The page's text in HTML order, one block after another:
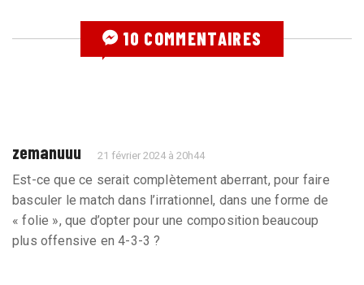
10 COMMENTAIRES
zemanuuu 21 février 2024 à 20h44
Est-ce que ce serait complètement aberrant, pour faire
basculer le match dans l’irrationnel, dans une forme de
« folie », que d’opter pour une composition beaucoup
plus offensive en 4-3-3 ?